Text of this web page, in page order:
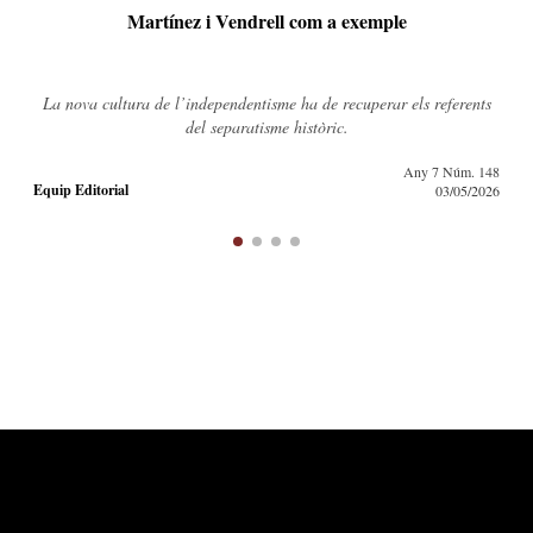
Bourdieu a Williamsburg
Els catalans disposem d’ingents reserves infraexplotades de capital
de diverses formes i les podem fer servir estratègicament per erigir-
Daniel Moseguí
Any 7 Núm. 148
03/05/2026